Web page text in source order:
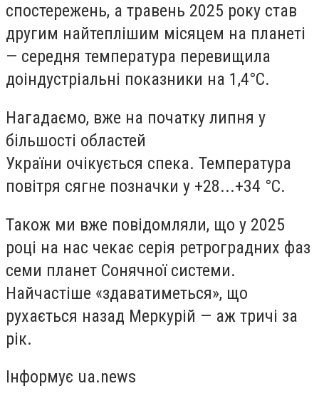
спостережень, а травень 2025 року став
другим найтеплішим місяцем на планеті
— середня температура перевищила
доіндустріальні показники на 1,4°C.
Нагадаємо, вже на початку липня у
більшості областей
України очікується спека. Температура
повітря сягне позначки у +28...+34 °C.
Також ми вже повідомляли, що у 2025
році на нас чекає серія ретроградних фаз
семи планет Сонячної системи.
Найчастіше «здаватиметься», що
рухається назад Меркурій — аж тричі за
рік.
Інформує ua.news